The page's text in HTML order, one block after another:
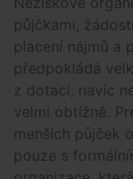
půjčkami,
placení nájmů a
předpokládá
z dotací, navíc
velmi obtížně.
menších půjček
pouze s